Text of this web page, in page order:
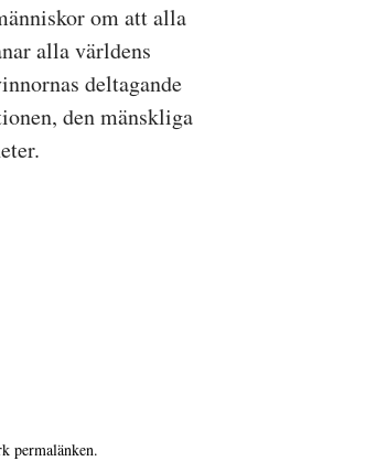
om att alla
alla världens
deltagande
den mänskliga
permalänken.